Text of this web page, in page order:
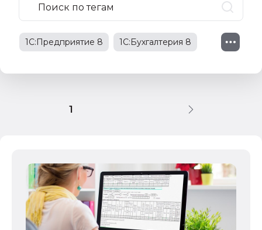
1С:Предприятие 8 1С:Бухгалтерия 8
1С:Бухгалтерия государственного
1С:Зарплата и управление персоналом
права работников НДФЛ
1С:Управление производственным
предприятием
1